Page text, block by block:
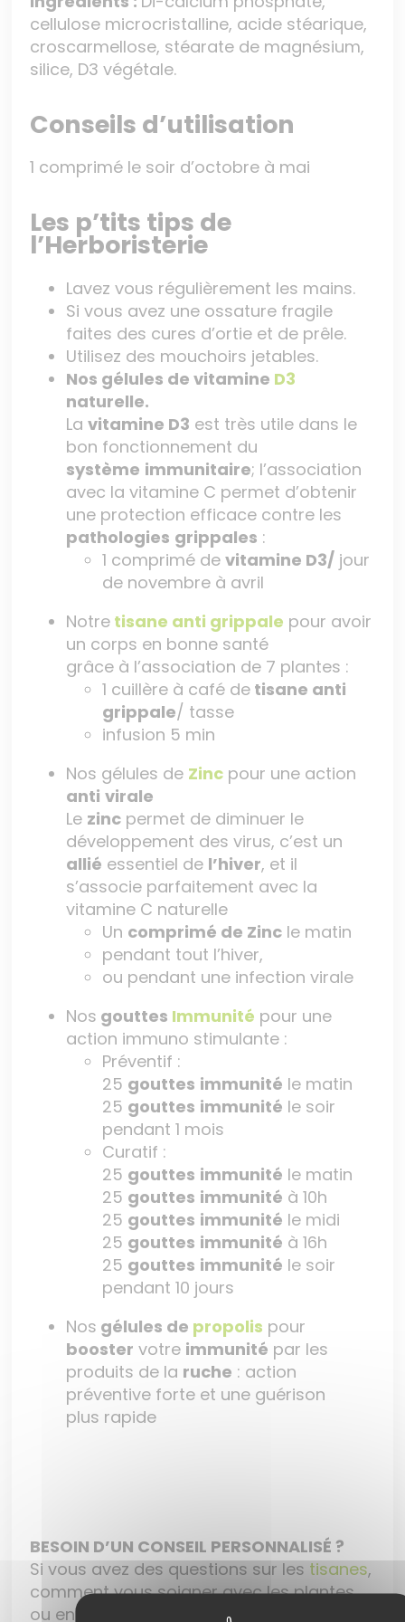
cellulose microcristalline, acide stéarique,
croscarmellose, stéarate de magnésium,
silice, D3 végétale.
Conseils d’utilisation
1 comprimé le soir d’octobre à mai
Les p’tits tips de
l’Herboristerie
Lavez vous régulièrement les mains.
Si vous avez une ossature fragile
faites des cures d’ortie et de prêle.
Utilisez des mouchoirs jetables.
Nos gélules de vitamine D3
naturelle.
Lavitamine D3 est très utile dans le
bon fonctionnement du
système immunitaire; l’association
avec la vitamine C permet d’obtenir
une protection efficace contre les
pathologies grippales :
1 comprimé devitamine D3/ jour
de novembre à avril
Notre tisane anti grippale pour avoir
un corps en bonne santé
grâce à l’association de 7 plantes :
1 cuillère à café de tisane anti
grippale/ tasse
infusion 5 min
Nos gélules de Zinc pour une action
anti virale
Le zinc permet de diminuer le
développement des virus, c’est un
allié essentiel de l’hiver, et il
s’associe parfaitement avec la
vitamine C naturelle
Un comprimé de Zinc le matin
pendant tout l’hiver,
ou pendant une infection virale
Nos gouttes Immunité pour une
action immuno stimulante :
Préventif :
25 gouttes immunité le matin
25 gouttes immunité le soir
pendant 1 mois
Curatif :
25 gouttes immunité le matin
25 gouttes immunité à 10h
25 gouttes immunité le midi
25 gouttes immunité à 16h
25 gouttes immunité le soir
pendant 10 jours
Nos gélules de propolis pour
booster votre immunité par les
produits de la ruche : action
préventive forte et une guérison
plus rapide
BESOIN D’UN CONSEIL PERSONNALISÉ ?
Si vous avez des questions sur les tisanes,
comment vous soigner avec les plantes
ou encore besoin d’une tisane